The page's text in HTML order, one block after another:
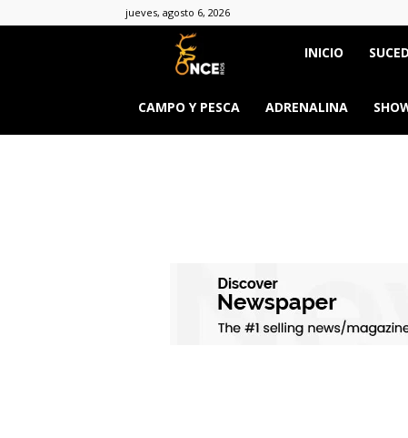
jueves, agosto 6, 2026
Once
Ríos
INICIO
CAMPO Y PESCA ADRENALINA